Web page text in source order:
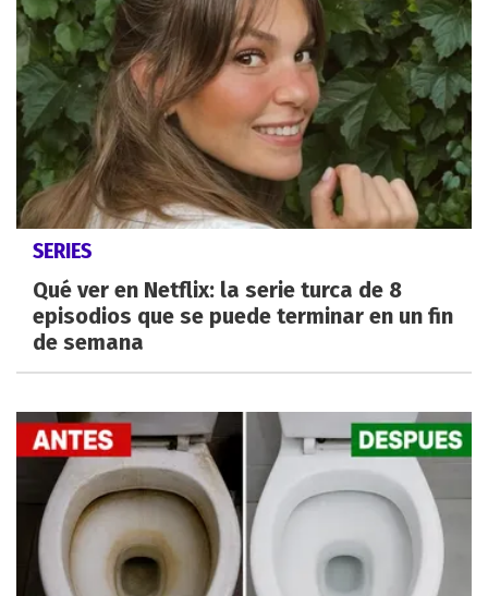
SERIES
Qué ver en Netflix: la serie turca de 8
episodios que se puede terminar en un fin
de semana